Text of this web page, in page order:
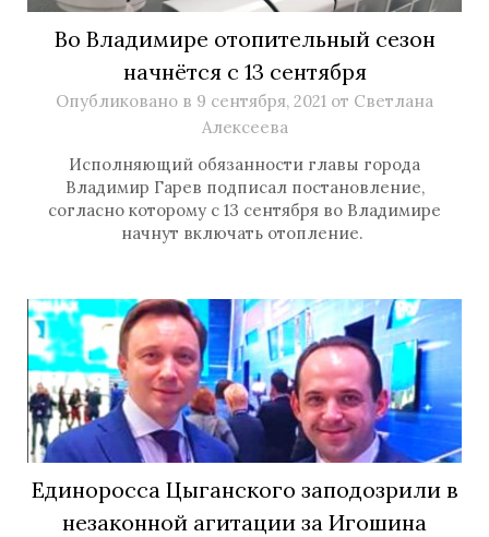
Во Владимире отопительный сезон
начнётся с 13 сентября
Опубликовано в 9 сентября, 2021 от Светлана
Алексеева
Исполняющий обязанности главы города
Владимир Гарев подписал постановление,
согласно которому с 13 сентября во Владимире
начнут включать отопление.
Единоросса Цыганского заподозрили в
незаконной агитации за Игошина